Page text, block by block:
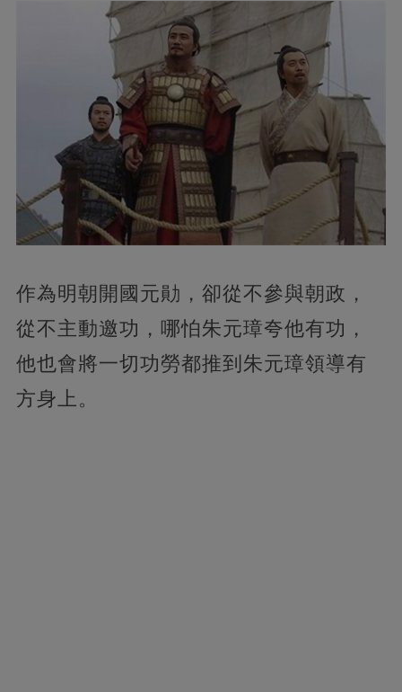
作為明朝開國元勛，卻從不參與朝政，
從不主動邀功，哪怕朱元璋夸他有功，
他也會將一切功勞都推到朱元璋領導有
方身上。